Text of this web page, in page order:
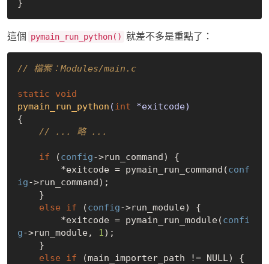
這個 pymain_run_python() 就差不多是重點了：
// 檔案：Modules/main.c
static
void
pymain_run_python (int *exitcode)
{
// ... 略 ...
if (config->run_command) {
        *exitcode = pymain_run_command(
conf
ig->run_command);
else
if (config->run_module) {
        *exitcode = pymain_run_module(
confi
g->run_module, 1);
else
if (main_importer_path != NULL) {